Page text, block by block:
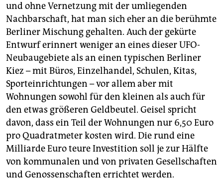
und ohne Vernetzung mit der umliegenden
Nachbarschaft, hat man sich eher an die berühmte
Berliner Mischung gehalten. Auch der gekürte
Entwurf erinnert weniger an eines dieser UFO-
Neubaugebiete als an einen typischen Berliner
Kiez – mit Büros, Einzelhandel, Schulen, Kitas,
Sporteinrichtungen – vor allem aber mit
Wohnungen sowohl für den kleinen als auch für
den etwas größeren Geldbeutel. Geisel spricht
davon, dass ein Teil der Wohnungen nur 6,50 Euro
pro Quadratmeter kosten wird. Die rund eine
Milliarde Euro teure Investition soll je zur Hälfte
von kommunalen und von privaten Gesellschaften
und Genossenschaften errichtet werden.